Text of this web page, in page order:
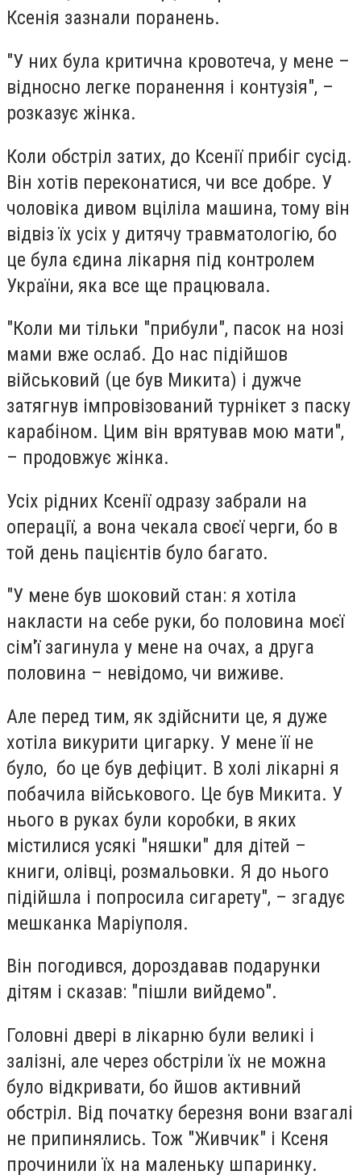
Ксенія зазнали поранень.
"У них була критична кровотеча, у мене –
відносно легке поранення і контузія", –
розказує жінка.
Коли обстріл затих, до Ксенії прибіг сусід.
Він хотів переконатися, чи все добре. У
чоловіка дивом вціліла машина, тому він
відвіз їх усіх у дитячу травматологію, бо
це була єдина лікарня під контролем
України, яка все ще працювала.
"Коли ми тільки "прибули", пасок на нозі
мами вже ослаб. До нас підійшов
військовий (це був Микита) і дужче
затягнув імпровізований турнікет з паску
карабіном. Цим він врятував мою мати",
– продовжує жінка.
Усіх рідних Ксенії одразу забрали на
операції, а вона чекала своєї черги, бо в
той день пацієнтів було багато.
"У мене був шоковий стан: я хотіла
накласти на себе руки, бо половина моєї
сім'ї загинула у мене на очах, а друга
половина – невідомо, чи виживе.
Але перед тим, як здійснити це, я дуже
хотіла викурити цигарку. У мене її не
було, бо це був дефіцит. В холі лікарні я
побачила військового. Це був Микита. У
нього в руках були коробки, в яких
містилися усякі "няшки" для дітей –
книги, олівці, розмальовки. Я до нього
підійшла і попросила сигарету", – згадує
мешканка Маріуполя.
Він погодився, дороздавав подарунки
дітям і сказав: "пішли вийдемо".
Головні двері в лікарню були великі і
залізні, але через обстріли їх не можна
було відкривати, бо йшов активний
обстріл. Від початку березня вони взагалі
не припинялись. Тож "Живчик" і Ксеня
прочинили їх на маленьку шпаринку.